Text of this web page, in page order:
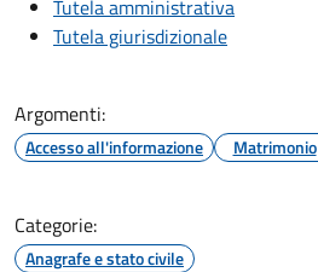
Tutela amministrativa
Tutela giurisdizionale
Argomenti:
Accesso all'informazione Matrimonio
Categorie:
Anagrafe e stato civile